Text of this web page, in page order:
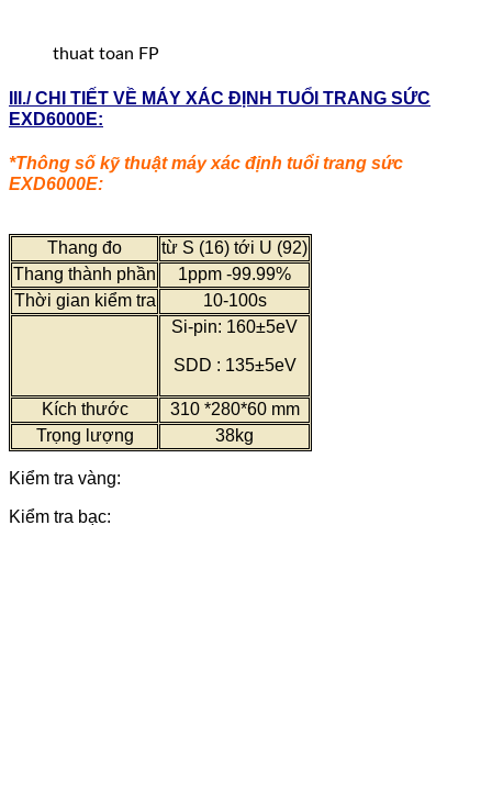
thuat toan FP
III./ CHI TIẾT VỀ MÁY XÁC ĐỊNH TUỔI TRANG SỨC
EXD6000E:
*Thông số kỹ thuật máy xác định tuổi trang sức
EXD6000E:
Thang đo
từ S (16) tới U (92)
Thang thành phần
1ppm -99.99%
Thời gian kiểm tra
10-100s
Si-pin: 160±5eV
SDD : 135±5eV
Kích thước
310 *280*60 mm
Trọng lượng
38kg
Kiểm tra vàng:
Kiểm tra bạc: